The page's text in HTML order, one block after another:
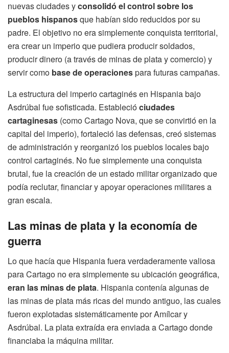
nuevas ciudades yconsolidó el control sobre los
pueblos hispanosque habían sido reducidos por su
padre. El objetivo no era simplemente conquista territorial,
era crear un imperio que pudiera producir soldados,
producir dinero (a través de minas de plata y comercio) y
servir como base de operacionespara futuras campañas.
La estructura del imperio cartaginés en Hispania bajo
Asdrúbal fue sofisticada. Establecióciudades
cartaginesas (como Cartago Nova, que se convirtió en la
capital del imperio), fortaleció las defensas, creó sistemas
de administración y reorganizó los pueblos locales bajo
control cartaginés. No fue simplemente una conquista
brutal, fue la creación de un estado militar organizado que
podía reclutar, financiar y apoyar operaciones militares a
gran escala.
Las minas de plata y la economía de
guerra
Lo que hacía que Hispania fuera verdaderamente valiosa
para Cartago no era simplemente su ubicación geográfica,
eran las minas de plata. Hispania contenía algunas de
las minas de plata más ricas del mundo antiguo, las cuales
fueron explotadas sistemáticamente por Amílcar y
Asdrúbal. La plata extraída era enviada a Cartago donde
financiaba la máquina militar.